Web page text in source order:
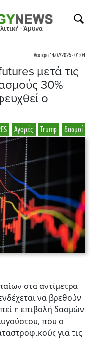
· Άμυνα
Δευτέρα 14/07/2025 - 01:04
μετά τις
30%
ο
δασμοί
Trump
Αγορές
στα αντίμετρα
να βρεθούν
η επιβολή δασμών
που ο
για τις